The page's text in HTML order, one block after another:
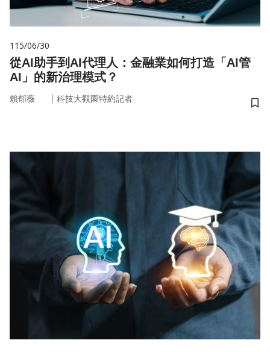
115/06/30
從AI助手到AI代理人：金融業如何打造「AI管
AI」的新治理模式？
賴郁薇 ｜ 科技大觀園特約記者
儲